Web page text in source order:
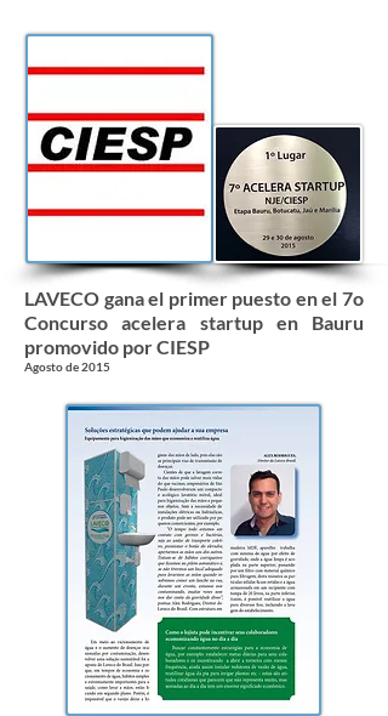
LAVECO gana el primer puesto en el 7o
Concurso acelera startup en Bauru
promovido por CIESP
Agosto de 2015